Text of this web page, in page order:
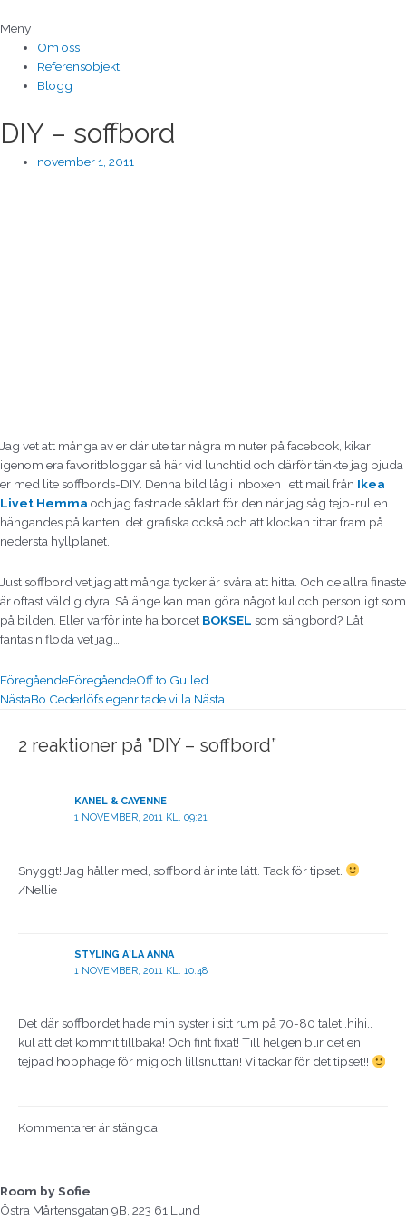
till
innehåll
Meny
Om oss
Referensobjekt
Blogg
DIY – soffbord
november 1, 2011
Jag vet att många av er där ute tar några minuter på facebook, kikar
igenom era favoritbloggar så här vid lunchtid och därför tänkte jag bjuda
er med lite soffbords-DIY. Denna bild låg i inboxen i ett mail från Ikea
Livet Hemma och jag fastnade såklart för den när jag såg tejp-rullen
hängandes på kanten, det grafiska också och att klockan tittar fram på
nedersta hyllplanet.
Just soffbord vet jag att många tycker är svåra att hitta. Och de allra finaste
är oftast väldig dyra. Sålänge kan man göra något kul och personligt som
på bilden. Eller varför inte ha bordet BOKSEL som sängbord? Låt
fantasin flöda vet jag….
FöregåendeFöregåendeOff to Gulled.
NästaBo Cederlöfs egenritade villa. Nästa
2 reaktioner på ”DIY – soffbord”
KANEL & CAYENNE
1 NOVEMBER, 2011 KL. 09:21
Snyggt! Jag håller med, soffbord är inte lätt. Tack för tipset.
/Nellie
STYLING A`LA ANNA
1 NOVEMBER, 2011 KL. 10:48
Det där soffbordet hade min syster i sitt rum på 70-80 talet..hihi..
kul att det kommit tillbaka! Och fint fixat! Till helgen blir det en
tejpad hopphage för mig och lillsnuttan! Vi tackar för det tipset!!
Kommentarer är stängda.
Room by Sofie
Östra Mårtensgatan 9B, 223 61 Lund